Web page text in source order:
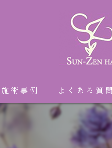
施術事例 よくある質問